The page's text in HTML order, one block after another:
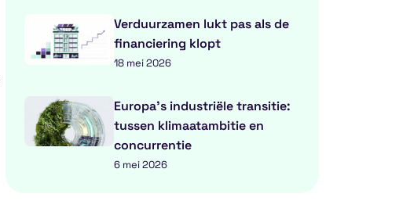
Verduurzamen lukt pas als de
financiering klopt
18 mei 2026
Europa’s industriële transitie:
tussen klimaatambitie en
concurrentie
6 mei 2026